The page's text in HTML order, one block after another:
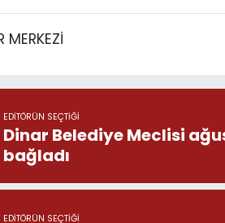
MERKEZİ
EDITÖRÜN SEÇTIĞI
Dinar Belediye Meclisi
bağladı
EDITÖRÜN SEÇTIĞI